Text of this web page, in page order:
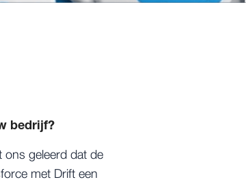
bedrijf?
ons geleerd dat de
met Drift een